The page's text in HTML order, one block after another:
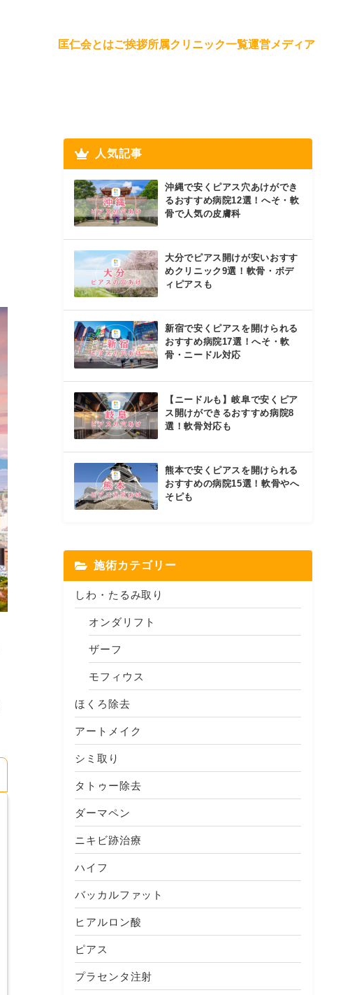
匡仁会とはご挨拶所属クリニック一覧運営メディア
人気記事
沖縄で安くピアス穴あけができ
るおすすめ病院12選！へそ・軟
骨で人気の皮膚科
大分でピアス開けが安いおすす
めクリニック9選！軟骨・ボデ
ィピアスも
新宿で安くピアスを開けられる
おすすめ病院17選！へそ・軟
骨・ニードル対応
【ニードルも】岐阜で安くピア
ス開けができるおすすめ病院8
選！軟骨対応も
熊本で安くピアスを開けられる
おすすめの病院15選！軟骨やへ
そピも
施術カテゴリー
しわ・たるみ取り
オンダリフト
ザーフ
モフィウス
ほくろ除去
アートメイク
シミ取り
タトゥー除去
ダーマペン
ニキビ跡治療
ハイフ
バッカルファット
ヒアルロン酸
ピアス
プラセンタ注射